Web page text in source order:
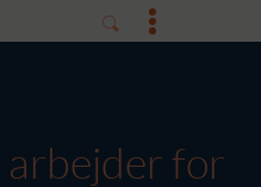
arbejder for